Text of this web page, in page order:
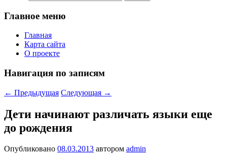
Главное меню
Главная
Карта сайта
О проекте
Навигация по записям
← Предыдущая Следующая →
Дети начинают различать языки еще
до рождения
Опубликовано 08.03.2013 автором admin